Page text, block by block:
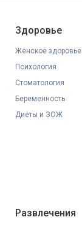
Здоровье
Женское здоровье
Психология
Стоматология
Беременность
Диеты и ЗОЖ
Развлечения